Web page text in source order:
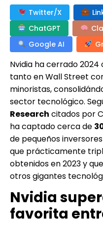
Twitter/X
ChatGPT
Google AI
Nvidia ha cerrado
tanto en Wall Street
minoristas,
sector tecnológico.
Research citados por
ha captado cerca de
de pequeños
que prácticamente
obtenidos en 2023 y
otros gigantes
Nvidia
favorita